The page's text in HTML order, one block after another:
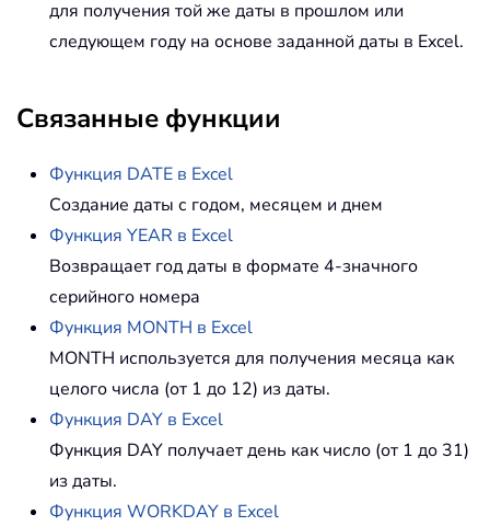
для получения той же даты в прошлом или
следующем году на основе заданной даты в Excel.
Связанные функции
Функция DATE в Excel
Создание даты с годом, месяцем и днем
Функция YEAR в Excel
Возвращает год даты в формате 4-значного
серийного номера
Функция MONTH в Excel
MONTH используется для получения месяца как
целого числа (от 1 до 12) из даты.
Функция DAY в Excel
Функция DAY получает день как число (от 1 до 31)
из даты.
Функция WORKDAY в Excel